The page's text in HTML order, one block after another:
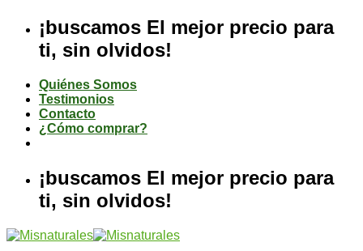
contenido
¡buscamos El mejor precio para
ti, sin olvidos!
Quiénes Somos
Testimonios
Contacto
¿Cómo comprar?
¡buscamos El mejor precio para
ti, sin olvidos!